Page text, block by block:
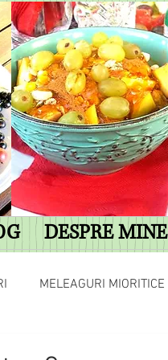
DESPRE MINE
MELEAGURI MIORITICE